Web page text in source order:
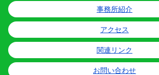
事務所紹介
アクセス
関連リンク
お問い合わせ